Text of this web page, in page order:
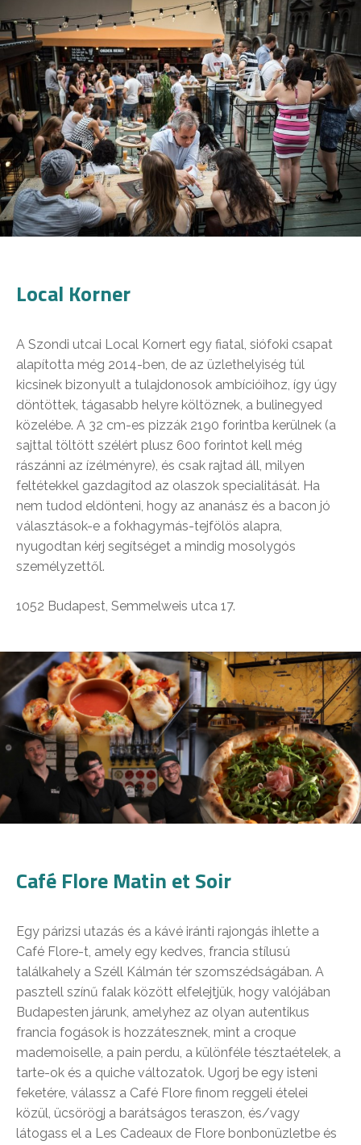
Local Korner
A Szondi utcai Local Kornert egy fiatal, siófoki csapat
alapította még 2014-ben, de az üzlethelyiség túl
kicsinek bizonyult a tulajdonosok ambícióihoz, így úgy
döntöttek, tágasabb helyre költöznek, a bulinegyed
közelébe. A 32 cm-es pizzák 2190 forintba kerülnek (a
sajttal töltött szélért plusz 600 forintot kell még
rászánni az ízélményre), és csak rajtad áll, milyen
feltétekkel gazdagítod az olaszok specialitását. Ha
nem tudod eldönteni, hogy az ananász és a bacon jó
választások-e a fokhagymás-tejfölös alapra,
nyugodtan kérj segítséget a mindig mosolygós
személyzettől.
1052 Budapest, Semmelweis utca 17.
Café Flore Matin et Soir
Egy párizsi utazás és a kávé iránti rajongás ihlette a
Café Flore-t, amely egy kedves, francia stílusú
találkahely a Széll Kálmán tér szomszédságában. A
pasztell színű falak között elfelejtjük, hogy valójában
Budapesten járunk, amelyhez az olyan autentikus
francia fogások is hozzátesznek, mint a croque
mademoiselle, a pain perdu, a különféle tésztaételek, a
tarte-ok és a quiche változatok. Ugorj be egy isteni
feketére, válassz a Café Flore finom reggeli ételei
közül, ücsörögj a barátságos teraszon, és/vagy
látogass el a Les Cadeaux de Flore bonbonüzletbe és